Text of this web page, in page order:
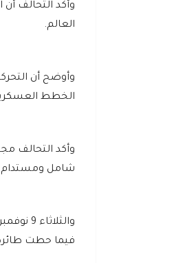
وأكد التحالف
العالم.
وأوضح أن
الخطط
وأكد التحالف
شامل ومستدام
فيما حطت